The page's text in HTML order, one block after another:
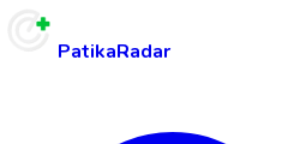
PatikaRadar